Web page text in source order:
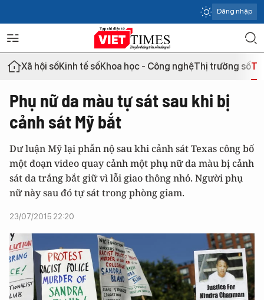
Đăng nhập
Xã hội sốKinh tế sốKhoa học - Công nghệThị trường số
Phụ nữ da màu tự sát sau khi bị
cảnh sát Mỹ bắt
Dư luận Mỹ lại phẫn nộ sau khi cảnh sát Texas công bố
một đoạn video quay cảnh một phụ nữ da màu bị cảnh
sát da trắng bắt giữ vì lỗi giao thông nhỏ. Người phụ
nữ này sau đó tự sát trong phòng giam.
23/07/2015 22:20